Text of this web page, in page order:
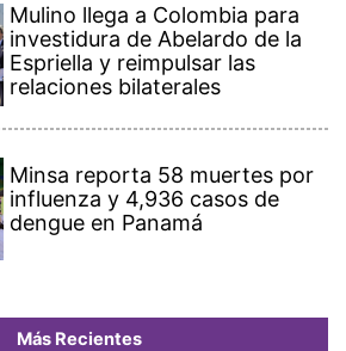
Mulino llega a Colombia para
investidura de Abelardo de la
Espriella y reimpulsar las
relaciones bilaterales
Minsa reporta 58 muertes por
influenza y 4,936 casos de
dengue en Panamá
Más Recientes